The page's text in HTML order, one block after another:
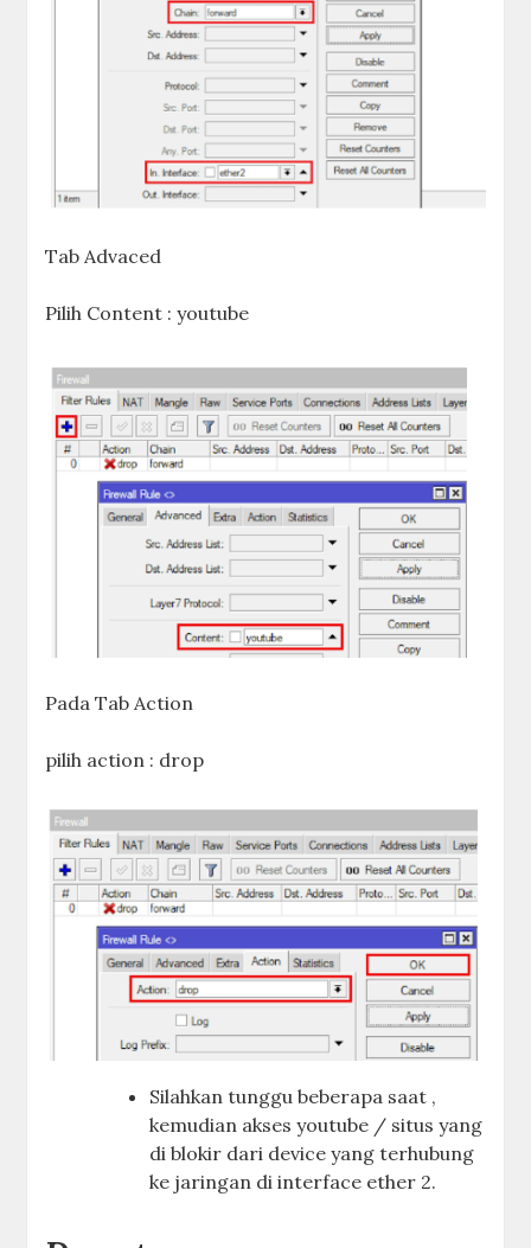
Tab Advaced
Pilih Content : youtube
Pada Tab Action
pilih action : drop
Silahkan tunggu beberapa saat ,
kemudian akses youtube / situs yang
di blokir dari device yang terhubung
ke jaringan di interface ether 2.